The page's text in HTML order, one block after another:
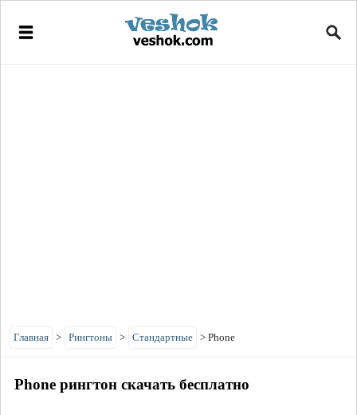
Главная > Рингтоны > Стандартные > Phone
Phone рингтон скачать бесплатно